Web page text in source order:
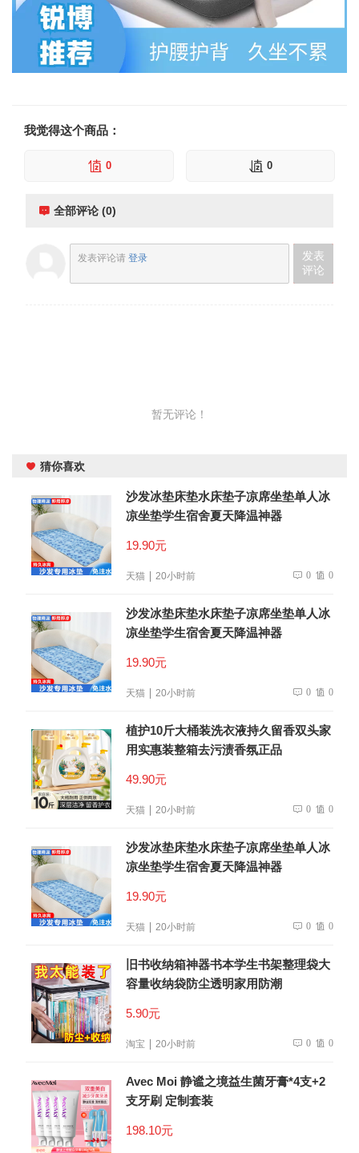
我觉得这个商品：
0 0
全部评论 (0)
发表评论请 登录
发表
评论
暂无评论！
猜你喜欢
沙发冰垫床垫水床垫子凉席坐垫单人冰
凉坐垫学生宿舍夏天降温神器
19.90元
天猫 20小时前 0 0
沙发冰垫床垫水床垫子凉席坐垫单人冰
凉坐垫学生宿舍夏天降温神器
19.90元
天猫 20小时前 0 0
植护10斤大桶装洗衣液持久留香双头家
用实惠装整箱去污渍香氛正品
49.90元
天猫 20小时前 0 0
沙发冰垫床垫水床垫子凉席坐垫单人冰
凉坐垫学生宿舍夏天降温神器
19.90元
天猫 20小时前 0 0
旧书收纳箱神器书本学生书架整理袋大
容量收纳袋防尘透明家用防潮
5.90元
淘宝 20小时前 0 0
Avec Moi 静谧之境益生菌牙膏*4支+2
支牙刷 定制套装
198.10元